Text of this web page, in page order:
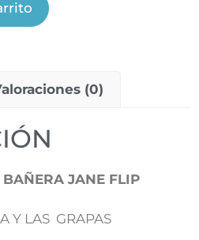
(0)
JANE FLIP
Y LAS GRAPAS